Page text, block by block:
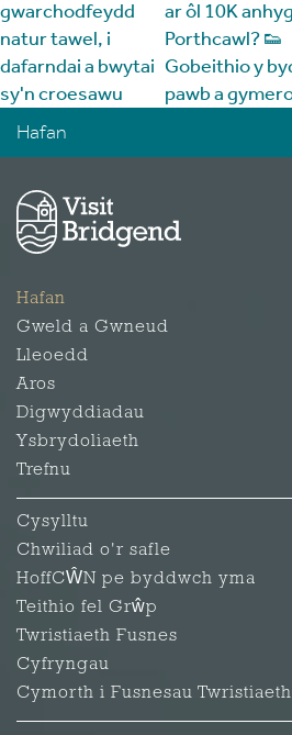
Hafan
Hafan
Gweld a Gwneud
Lleoedd
Aros
Digwyddiadau
Ysbrydoliaeth
Trefnu
Cysylltu
Chwiliad o'r safle
HoffCŴN pe byddwch yma
Teithio fel Grŵp
Twristiaeth Fusnes
Cyfryngau
Cymorth i Fusnesau Twristiaeth